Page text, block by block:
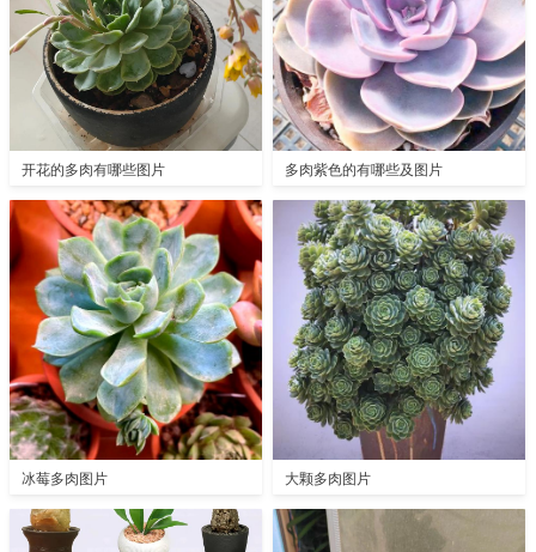
开花的多肉有哪些图片 多肉紫色的有哪些及图片
冰莓多肉图片 大颗多肉图片